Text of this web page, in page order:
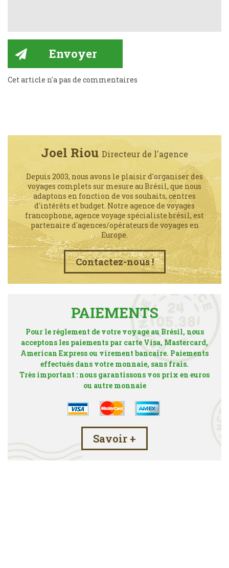
Cet article n'a pas de commentaires
Joel Riou Directeur de l'agence
Depuis 2003, nous avons le plaisir d'organiser des
voyages complets sur mesure au Brésil, que nous
adaptons en fonction de vos souhaits, centres
d'intérêts et budget. Notre agence de voyages
francophone, agence voyage spécialiste brésil, est
partenaire d´agences/opérateurs de voyages en
Europe.
Contactez-nous !
PAIEMENTS
Pour le réglement de votre voyage au Brésil, nous
acceptons les paiements par carte Visa, Mastercard,
American Express ou virement bancaire. Paiements
effectués dans votre monnaie, sans frais.
Très important : nous garantissons vos prix en euros
ou autre monnaie
Savoir +